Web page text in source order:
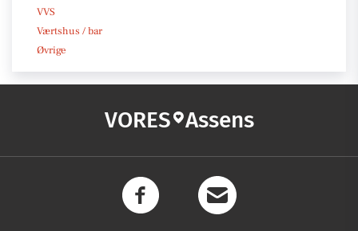
VVS
Værtshus / bar
Øvrige
VORES Assens